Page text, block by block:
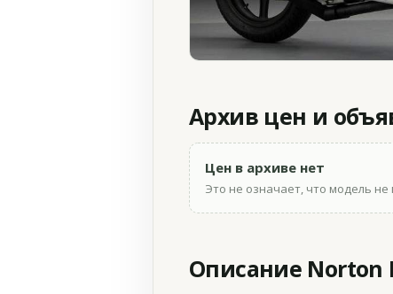
Архив цен и
Цен в архиве нет
Это не означает, что модель не
Описание Norton